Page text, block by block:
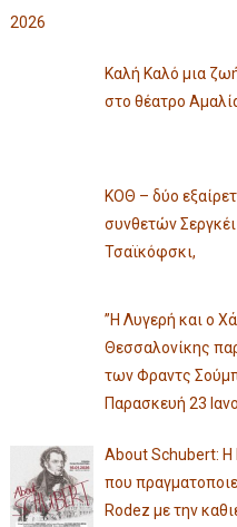
2026
Καλή Καλό μια
στο θέατρο
ΚΟΘ – δύο
συνθετών
Τσαϊκόφσκι,
”Η Λυγερή και ο
Θεσσαλονίκης
των Φραντς
Παρασκευή 23
About Schubert: Η
που
Rodez με την